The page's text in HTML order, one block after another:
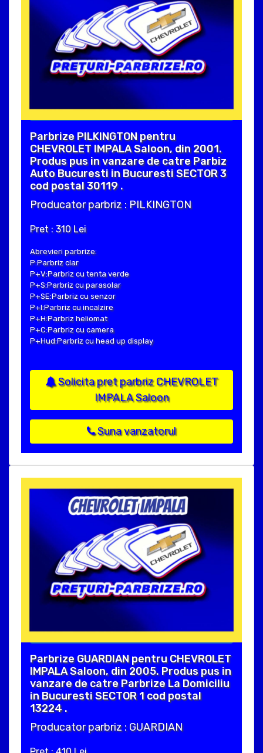
Parbrize PILKINGTON pentru
CHEVROLET IMPALA Saloon, din 2001.
Produs pus in vanzare de catre Parbiz
Auto Bucuresti in Bucuresti SECTOR 3
cod postal 30119 .
Producator parbriz : PILKINGTON
Pret : 310 Lei
Abrevieri parbrize:
P:Parbriz clar
P+V:Parbriz cu tenta verde
P+S:Parbriz cu parasolar
P+SE:Parbriz cu senzor
P+I:Parbriz cu incalzire
P+H:Parbriz heliomat
P+C:Parbriz cu camera
P+Hud:Parbriz cu head up display
Solicita pret parbriz CHEVROLET
IMPALA Saloon
Suna vanzatorul
Parbrize GUARDIAN pentru CHEVROLET
IMPALA Saloon, din 2005. Produs pus in
vanzare de catre Parbrize La Domiciliu
in Bucuresti SECTOR 1 cod postal
13224 .
Producator parbriz : GUARDIAN